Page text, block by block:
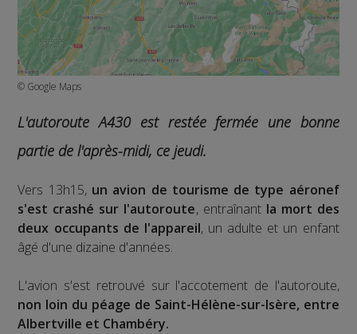
© Google Maps
L'autoroute A430 est restée fermée une bonne
partie de l'après-midi, ce jeudi.
Vers 13h15, un avion de tourisme de type aéronef
s'est crashé sur l'autoroute, entraînantla mort des
deux occupants de l'appareil, un adulte et un enfant
âgé d'une dizaine d'années.
L'avion s'est retrouvé sur l'accotement de l'autoroute,
non loin du péage de Saint-Hélène-sur-Isère, entre
Albertville et Chambéry.